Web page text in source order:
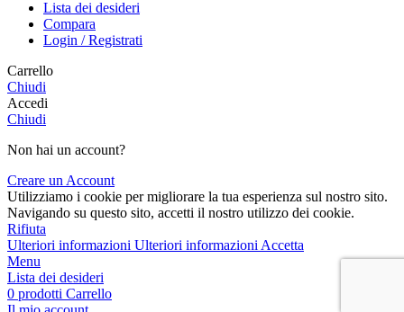
Lista dei desideri
Compara
Login / Registrati
Carrello
Chiudi
Accedi
Chiudi
Non hai un account?
Creare un Account
Utilizziamo i cookie per migliorare la tua esperienza sul nostro sito.
Navigando su questo sito, accetti il nostro utilizzo dei cookie.
Rifiuta
Ulteriori informazioni Ulteriori informazioni Accetta
Menu
Lista dei desideri
0 prodotti Carrello